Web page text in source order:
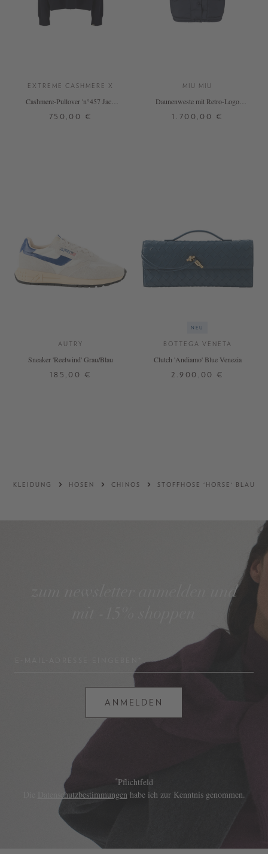
EXTREME CASHMERE X
Cashmere-Pullover 'n°457 Jack'
750,00 €
MIU MIU
Daunenweste mit Retro-Logo
1.700,00 €
AUTRY
Sneaker 'Reelwind' Grau/Blau
185,00 €
NEU
BOTTEGA VENETA
Clutch 'Andiamo' Blue Venezia
2.900,00 €
KLEIDUNG HOSEN CHINOS STOFFHOSE 'HORSE' BLAU
zum newsletter anmelden und
ANMELDEN
*Pflichtfeld
Datenschutzbestimmungen habe ich zur Kenntnis genommen.